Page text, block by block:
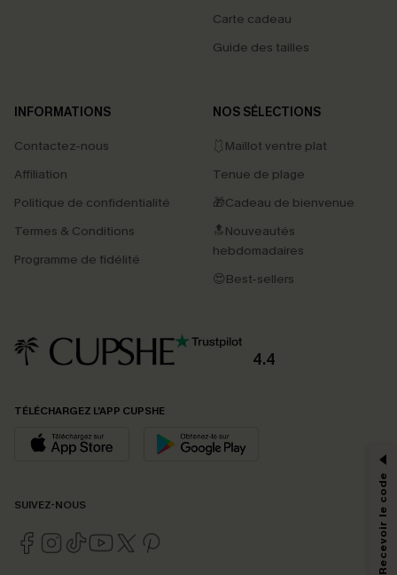
Carte cadeau
Guide des tailles
INFORMATIONS
Contactez-nous
Affiliation
Politique de confidentialité
Termes & Conditions
Programme de fidélité
NOS SÉLECTIONS
🩱Maillot ventre plat
Tenue de plage
🎁Cadeau de bienvenue
🔝Nouveautés
hebdomadaires
😍Best-sellers
4.4
TÉLÉCHARGEZ L’APP CUPSHE
SUIVEZ-NOUS
PROFITEZ DE -15%
-15% dès 2 Achetés par E-mail
En soumettant votre adresse e-mail, vous acceptez de recevoir des e-mails
marketing (y compris du contenu généré par l'IA) de Cupshe et